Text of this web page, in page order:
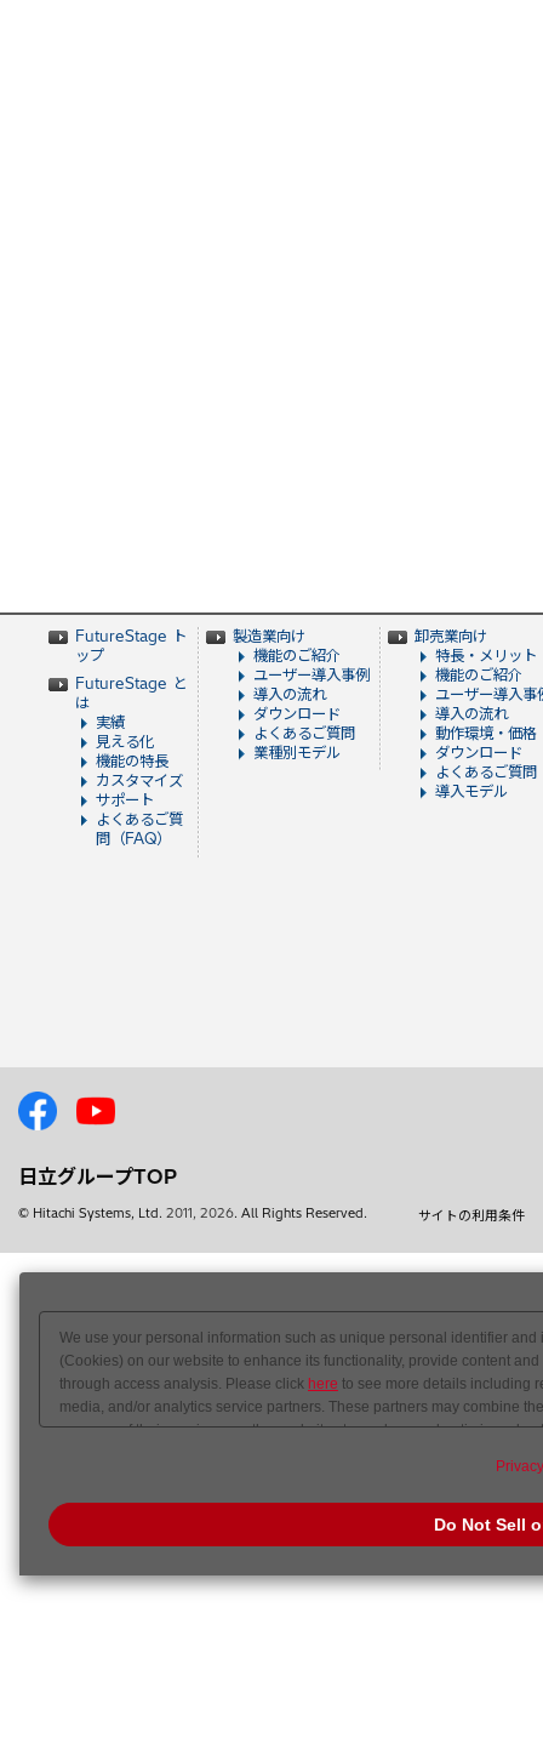
FutureStage ト
ップ
FutureStage と
は
実績
見える化
機能の特長
カスタマイズ
サポート
よくあるご質
問（FAQ）
製造業向け
機能のご紹介
ユーザー導入事例
導入の流れ
ダウンロード
よくあるご質問
業種別モデル
卸売業向け
特長・メリット
機能のご紹介
ユーザー導入事
導入の流れ
動作環境・価格
ダウンロード
よくあるご質問
導入モデル
日立グループTOP
サイトの利用条件
© Hitachi Systems, Ltd. 2011, 2026. All Rights Reserved.
We use your personal information such as unique personal identifier
(Cookies) on our website to enhance its functionality, provide content
through access analysis. Please click here to see more details including
media, and/or analytics service partners. These partners may combine
your use of their services or other websites to analyze and optimize
Change your sell or share
Do Not Sell